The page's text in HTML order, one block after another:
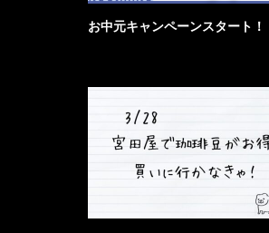
お中元キャンペーンスタート！